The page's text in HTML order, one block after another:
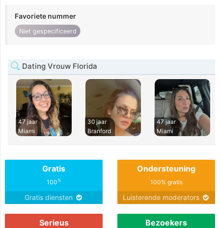
Favoriete nummer
Niet gespecificeerd
Dating Vrouw Florida
47 jaar
Miami
30 jaar
Branford
47 jaar
Miami
Gratis
100%
Gratis diensten
Ondersteuning
100% gratis
Luisterende moderators
Serieus Bezoekers